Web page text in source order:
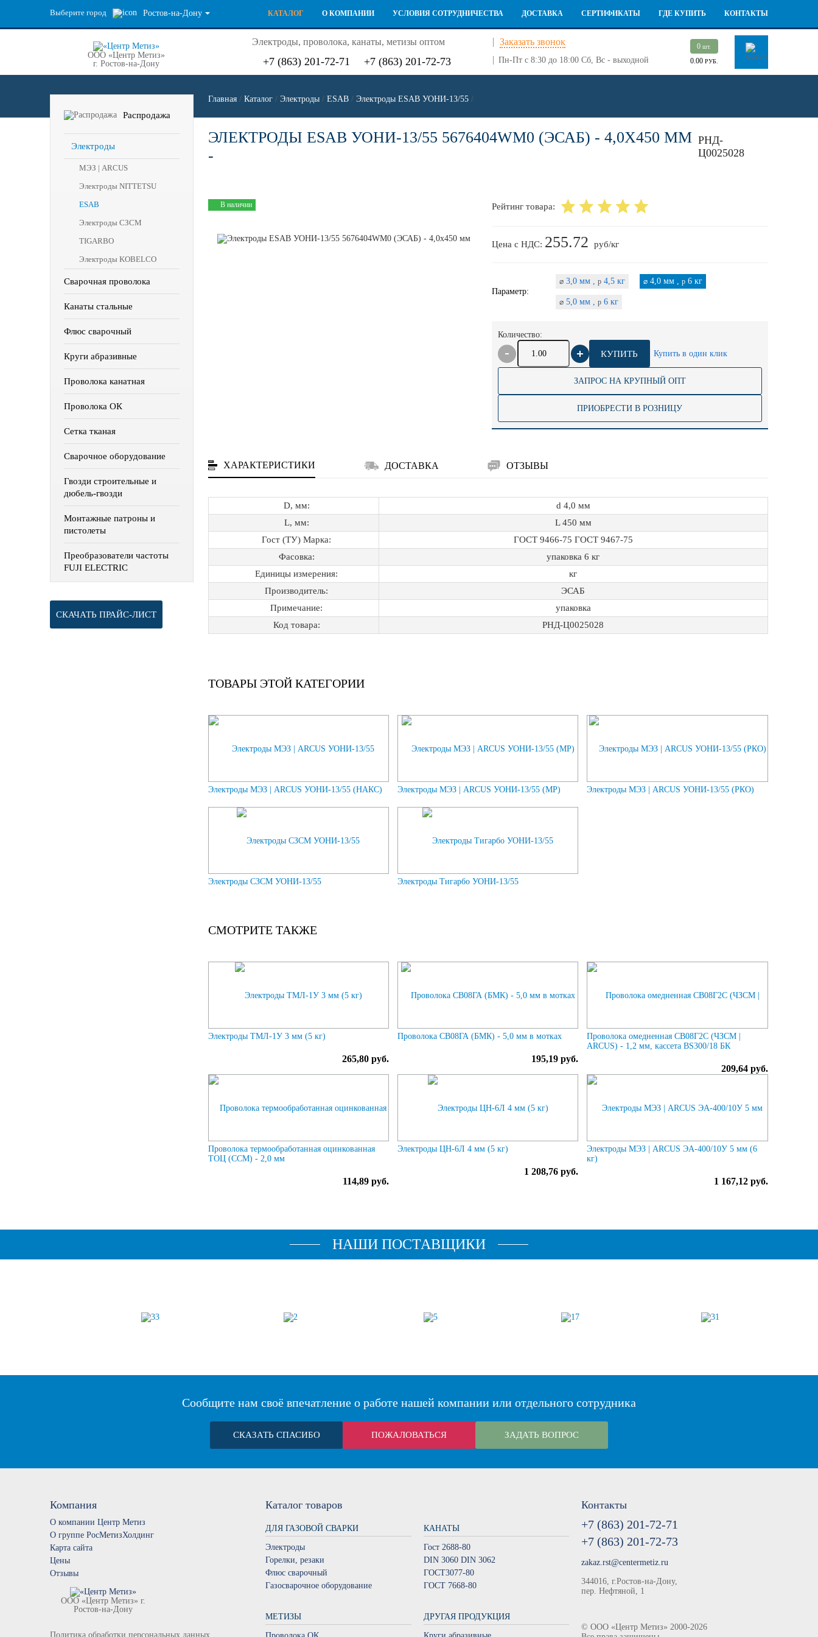
Выберите город Ростов-на-Дону КАТАЛОГ О КОМПАНИИ УСЛОВИЯ СОТРУДНИЧЕСТВА ДОСТАВКА СЕРТИФИКАТЫ ГДЕ КУПИТЬ КОНТАКТЫ
ООО «Центр Метиз»
г. Ростов-на-Дону
Электроды, проволока, канаты, метизы оптом Заказать звонок
+7 (863) 201-72-71 +7 (863) 201-72-73 Пн-Пт с 8:30 до 18:00 Сб, Вс - выходной
0шт.
0.00 РУБ.
Распродажа
Электроды
МЭЗ | ARCUS
Электроды NITTETSU
ESAB
Электроды СЗСМ
TIGARBO
Электроды KOBELCO
Сварочная проволока
Канаты стальные
Флюс сварочный
Круги абразивные
Проволока канатная
Проволока ОК
Сетка тканая
Сварочное оборудование
Гвозди строительные и
дюбель-гвозди
Монтажные патроны и
пистолеты
Преобразователи частоты
FUJI ELECTRIC
СКАЧАТЬ ПРАЙС-ЛИСТ
Главная / Каталог / Электроды / ESAB / Электроды ESAB УОНИ-13/55 /
ЭЛЕКТРОДЫ ESAB УОНИ-13/55 5676404WM0 (ЭСАБ) - 4,0Х450 ММ
-
РНД-
Ц0025028
В наличии Рейтинг товара:
Цена с НДС: 255.72 руб/кг
Параметр:
⌀3,0 мм , p4,5 кг ⌀4,0 мм , p6 кг
⌀5,0 мм , p6 кг
Количество:
КУПИТЬ Купить в один клик
ЗАПРОС НА КРУПНЫЙ ОПТ
ПРИОБРЕСТИ В РОЗНИЦУ
ХАРАКТЕРИСТИКИ ДОСТАВКА ОТЗЫВЫ
D, мм:
d 4,0 мм
L, мм:
L 450 мм
Гост (ТУ) Марка:
ГОСТ 9466-75 ГОСТ 9467-75
Фасовка:
упаковка 6 кг
Единицы измерения:
кг
Производитель:
ЭСАБ
Примечание:
упаковка
Код товара:
РНД-Ц0025028
ТОВАРЫ ЭТОЙ КАТЕГОРИИ
Электроды МЭЗ | ARCUS УОНИ-13/55 (НАКС) Электроды МЭЗ | ARCUS УОНИ-13/55 (МР) Электроды МЭЗ | ARCUS УОНИ-13/55 (РКО)
Электроды СЗСМ УОНИ-13/55 Электроды Тигарбо УОНИ-13/55
СМОТРИТЕ ТАКЖЕ
Электроды ТМЛ-1У 3 мм (5 кг)
265,80 руб.
Проволока СВ08ГА (БМК) - 5,0 мм в мотках
195,19 руб.
Проволока омедненная СВ08Г2С (ЧЗСМ |
ARCUS) - 1,2 мм, кассета BS300/18 БК
209,64 руб.
Проволока термообработанная оцинкованная
ТОЦ (ССМ) - 2,0 мм
114,89 руб.
Электроды ЦН-6Л 4 мм (5 кг)
1 208,76 руб.
Электроды МЭЗ | ARCUS ЭА-400/10У 5 мм (6
кг)
1 167,12 руб.
НАШИ ПОСТАВЩИКИ
Сообщите нам своё впечатление о работе нашей компании или отдельного сотрудника
СКАЗАТЬ СПАСИБО ПОЖАЛОВАТЬСЯ ЗАДАТЬ ВОПРОС
Компания
О компании Центр Метиз
О группе РосМетизХолдинг
Карта сайта
Цены
Отзывы
ООО «Центр Метиз» г.
Ростов-на-Дону
Политика обработки персональных данных
Каталог товаров
ДЛЯ ГАЗОВОЙ СВАРКИ
Электроды
Горелки, резаки
Флюс сварочный
Газосварочное оборудование
КАНАТЫ
Гост 2688-80
DIN 3060 DIN 3062
ГОСТ3077-80
ГОСТ 7668-80
МЕТИЗЫ
Проволока ОК
ДРУГАЯ ПРОДУКЦИЯ
Круги абразивные
Контакты
+7 (863) 201-72-71
+7 (863) 201-72-73
zakaz.rst@centermetiz.ru
344016, г.Ростов-на-Дону,
пер. Нефтяной, 1
©ООО «Центр Метиз» 2000-2026